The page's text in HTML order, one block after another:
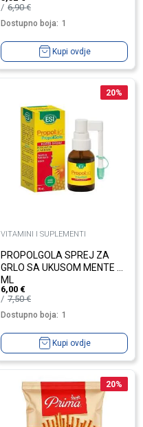
6,90€
Dostupno boja: 1
Kupi ovdje
20%
VITAMINI I SUPLEMENTI
PROPOLGOLA SPREJ ZA
GRLO SA UKUSOM MENTE 20
ML
6,00 €
7,50€
Dostupno boja: 1
Kupi ovdje
20%